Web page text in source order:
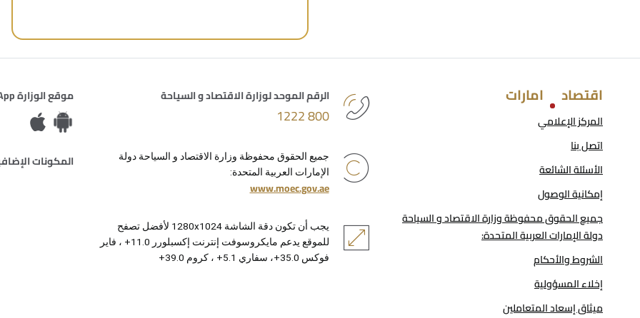
اقتصاد امارات
المركز الإعلامي
اتصل بنا
الأسئلة الشائعة
إمكانية الوصول
جميع الحقوق محفوظة وزارة الاقتصاد و السياحة
دولة الإمارات العربية المتحدة:
الشروط والأحكام
إخلاء المسؤولية
ميثاق إسعاد المتعاملين
الرقم الموحد لوزارة الاقتصاد و السياحة
800 1222
جميع الحقوق محفوظة وزارة الاقتصاد و السياحة دولة
الإمارات العربية المتحدة:
www.moec.gov.ae
يجب أن تكون دقة الشاشة 1280x1024 لأفضل تصفح
للموقع يدعم مايكروسوفت إنترنت إكسبلورر 11.0+ ، فاير
فوكس 35.0+، سفاري 5.1+ ، كروم 39.0+
موقع الوزارة Dashboards App
المكونات